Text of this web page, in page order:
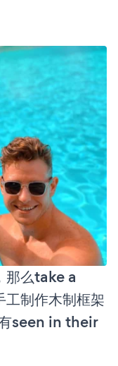
么take a
制作木制框架
seen in their